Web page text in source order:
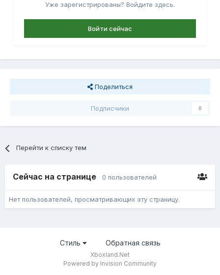
Уже зарегистрированы? Войдите здесь.
Войти сейчас
Поделиться
Подписчики 0
Перейти к списку тем
Сейчас на странице 0 пользователей
Нет пользователей, просматривающих эту страницу.
Стиль Обратная связь
Xboxland.Net
Powered by Invision Community